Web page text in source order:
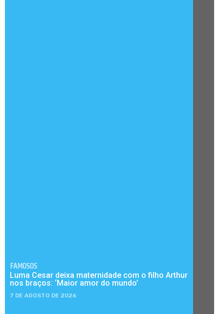
FAMOSOS
Luma Cesar deixa maternidade com o filho Arthur
nos braços: ‘Maior amor do mundo’
7 DE AGOSTO DE 2026